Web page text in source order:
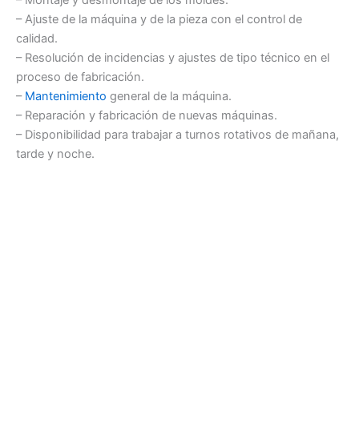
– Ajuste de la máquina y de la pieza con el control de
calidad.
– Resolución de incidencias y ajustes de tipo técnico en el
proceso de fabricación.
– Mantenimiento general de la máquina.
– Reparación y fabricación de nuevas máquinas.
– Disponibilidad para trabajar a turnos rotativos de mañana,
tarde y noche.